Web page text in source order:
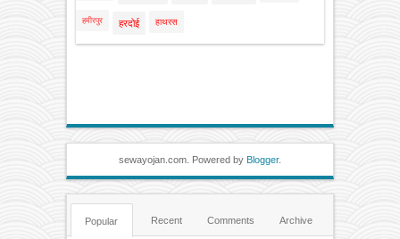
हमीरपुर हरदोई हाथरस
sewayojan.com. Powered by Blogger.
Popular Recent Comments Archive